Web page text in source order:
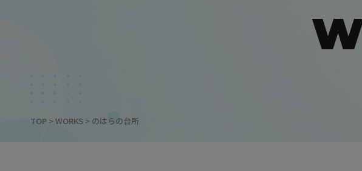
TOP >WORKS > のはらの台所